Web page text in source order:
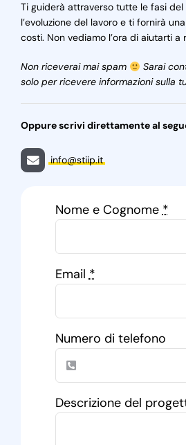
Ti guiderà attraverso tutte le fasi
l’evoluzione del lavoro e ti fornirà
costi. Non vediamo l’ora di aiutarti a
Non riceverai mai spam
Sarai
solo per ricevere informazioni sulla
Oppure scrivi direttamente al
info@stiip.it
Nome e Cognome*
Email*
Numero di telefono
Descrizione del